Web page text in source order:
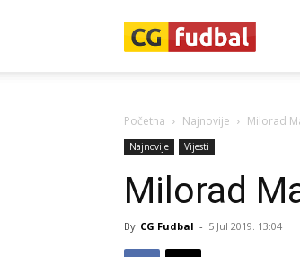
Početna Najnovije Milorad
Najnovije Vijesti
Milorad
By CG Fudbal - 5 Jul 2019. 13:04